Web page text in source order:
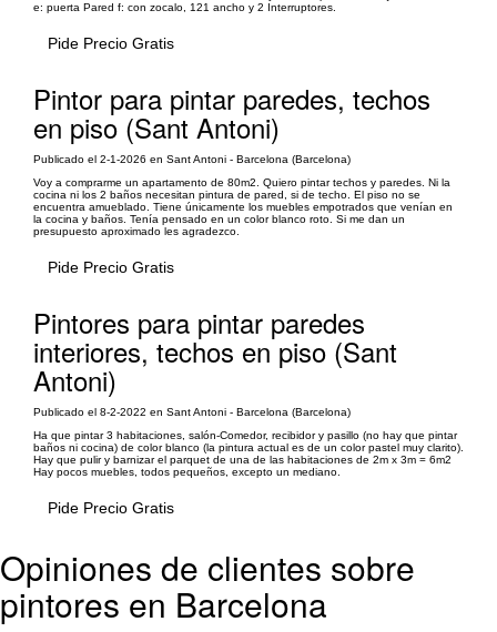
e: puerta Pared f: con zocalo, 121 ancho y 2 Interruptores.
Pide Precio Gratis
Pintor para pintar paredes, techos
en piso (Sant Antoni)
Publicado el 2-1-2026 en Sant Antoni - Barcelona (Barcelona)
Voy a comprarme un apartamento de 80m2. Quiero pintar techos y paredes. Ni la
cocina ni los 2 baños necesitan pintura de pared, si de techo. El piso no se
encuentra amueblado. Tiene únicamente los muebles empotrados que venían en
la cocina y baños. Tenía pensado en un color blanco roto. Si me dan un
presupuesto aproximado les agradezco.
Pide Precio Gratis
Pintores para pintar paredes
interiores, techos en piso (Sant
Antoni)
Publicado el 8-2-2022 en Sant Antoni - Barcelona (Barcelona)
Ha que pintar 3 habitaciones, salón-Comedor, recibidor y pasillo (no hay que pintar
baños ni cocina) de color blanco (la pintura actual es de un color pastel muy clarito).
Hay que pulir y barnizar el parquet de una de las habitaciones de 2m x 3m = 6m2
Hay pocos muebles, todos pequeños, excepto un mediano.
Pide Precio Gratis
Opiniones de clientes sobre
pintores en Barcelona